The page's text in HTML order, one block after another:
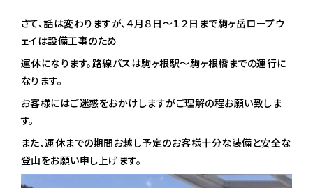
さて、話は変わりますが、４月８日～１２日まで駒ヶ岳ロープウ
ェイは設備工事のため
運休になります。路線バスは駒ヶ根駅～駒ヶ根橋までの運行に
なります。
お客様にはご迷惑をおかけしますがご理解の程お願い致しま
す。
また、運休までの期間お越し予定のお客様十分な装備と安全な
登山をお願い申し上げます。